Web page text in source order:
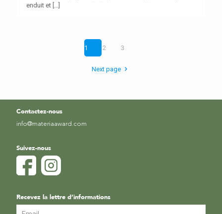
enduit et […]
1 2 3
Next page
Contactez-nous
info@materiaaward.com
Suivez-nous
Recevez la lettre d’informations